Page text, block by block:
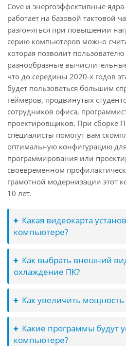
Cove и энергоэффективные
работает на базовой тактовой
разгоняться при повышении
серию компьютеров можно
которая позволит
разнообразные
что до середины 2020-х годов
будет пользоваться большим
геймеров, продвинутых
сотрудников офиса,
проектировщиков. При сборке
специалисты помогут вам
оптимальную конфигурацию
программирования или
своевременном
грамотной модернизации этот
10 лет.
Какая видеокарта
компьютере?
Как выбрать внешний
охлаждение ПК?
Как увеличить мощность
Какие программы будут
компьютере?